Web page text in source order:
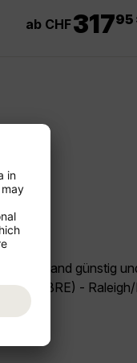
ab CHF31795
günstig
(BRE) -